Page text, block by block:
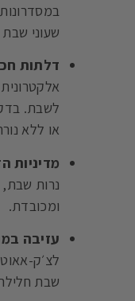
שעוני שבת
דלתות
לשבת.
או ללא
מדיניות
נרות
ומכובדת.
עזיבה
לצ׳ק-
שבת